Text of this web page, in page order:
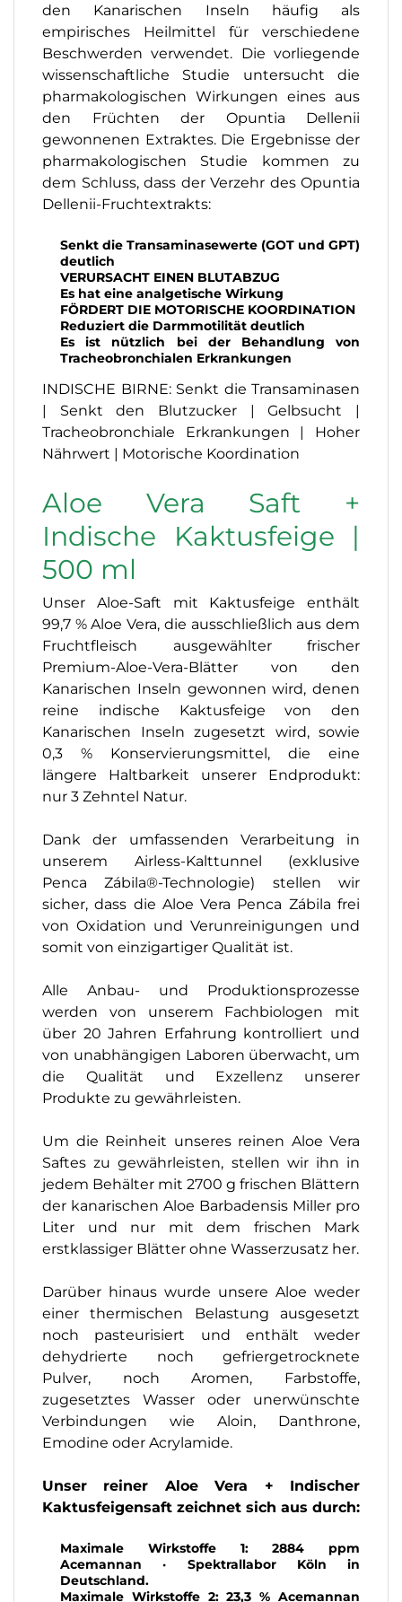
den Kanarischen Inseln häufig als
empirisches Heilmittel für verschiedene
Beschwerden verwendet. Die vorliegende
wissenschaftliche Studie untersucht die
pharmakologischen Wirkungen eines aus
den Früchten der Opuntia Dellenii
gewonnenen Extraktes. Die Ergebnisse der
pharmakologischen Studie kommen zu
dem Schluss, dass der Verzehr des Opuntia
Dellenii-Fruchtextrakts:
Senkt die Transaminasewerte (GOT und GPT)
deutlich
VERURSACHT EINEN BLUTABZUG
Es hat eine analgetische Wirkung
FÖRDERT DIE MOTORISCHE KOORDINATION
Reduziert die Darmmotilität deutlich
Es ist nützlich bei der Behandlung von
Tracheobronchialen Erkrankungen
INDISCHE BIRNE: Senkt die Transaminasen
| Senkt den Blutzucker | Gelbsucht |
Tracheobronchiale Erkrankungen | Hoher
Nährwert | Motorische Koordination
Aloe Vera Saft +
Indische Kaktusfeige |
500 ml
Unser Aloe-Saft mit Kaktusfeige enthält
99,7 % Aloe Vera, die ausschließlich aus dem
Fruchtfleisch ausgewählter frischer
Premium-Aloe-Vera-Blätter von den
Kanarischen Inseln gewonnen wird, denen
reine indische Kaktusfeige von den
Kanarischen Inseln zugesetzt wird, sowie
0,3 % Konservierungsmittel, die eine
längere Haltbarkeit unserer Endprodukt:
nur 3 Zehntel Natur.
Dank der umfassenden Verarbeitung in
unserem Airless-Kalttunnel (exklusive
Penca Zábila®-Technologie) stellen wir
sicher, dass die Aloe Vera Penca Zábila frei
von Oxidation und Verunreinigungen und
somit von einzigartiger Qualität ist.
Alle Anbau- und Produktionsprozesse
werden von unserem Fachbiologen mit
über 20 Jahren Erfahrung kontrolliert und
von unabhängigen Laboren überwacht, um
die Qualität und Exzellenz unserer
Produkte zu gewährleisten.
Um die Reinheit unseres reinen Aloe Vera
Saftes zu gewährleisten, stellen wir ihn in
jedem Behälter mit 2700 g frischen Blättern
der kanarischen Aloe Barbadensis Miller pro
Liter und nur mit dem frischen Mark
erstklassiger Blätter ohne Wasserzusatz her.
Darüber hinaus wurde unsere Aloe weder
einer thermischen Belastung ausgesetzt
noch pasteurisiert und enthält weder
dehydrierte noch gefriergetrocknete
Pulver, noch Aromen, Farbstoffe,
zugesetztes Wasser oder unerwünschte
Verbindungen wie Aloin, Danthrone,
Emodine oder Acrylamide.
Unser reiner Aloe Vera + Indischer
Kaktusfeigensaft zeichnet sich aus durch:
Maximale Wirkstoffe 1: 2884 ppm
Acemannan · Spektrallabor Köln in
Deutschland.
Maximale Wirkstoffe 2: 23,3 % Acemannan